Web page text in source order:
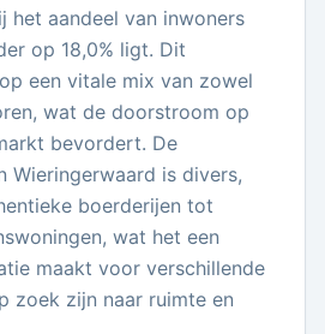
het aandeel van inwoners
op 18,0% ligt. Dit
een vitale mix van zowel
wat de doorstroom op
bevordert. De
Wieringerwaard is divers,
boerderijen tot
wat het een
maakt voor verschillende
zoek zijn naar ruimte en